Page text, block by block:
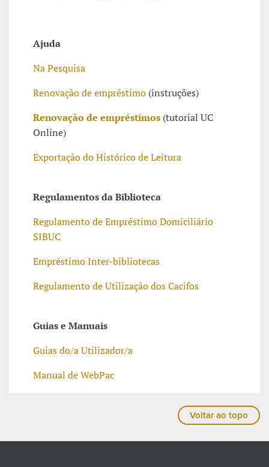
Ajuda
Na Pesquisa
Renovação de empréstimo (instruções)
Renovação de empréstimos (tutorial UC
Online)
Exportação do Histórico de Leitura
Regulamentos da Biblioteca
Regulamento de Empréstimo Domiciliário
SIBUC
Empréstimo Inter-bibliotecas
Regulamento de Utilização dos Cacifos
Guias e Manuais
Guias do/a Utilizador/a
Manual de WebPac
Voltar ao topo